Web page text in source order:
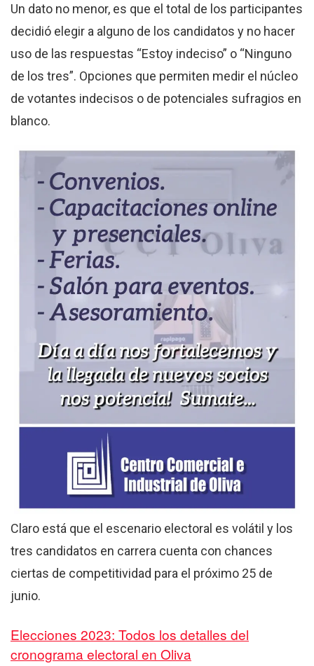
Un dato no menor, es que el total de los participantes
decidió elegir a alguno de los candidatos y no hacer
uso de las respuestas “Estoy indeciso” o “Ninguno
de los tres”. Opciones que permiten medir el núcleo
de votantes indecisos o de potenciales sufragios en
blanco.
Claro está que el escenario electoral es volátil y los
tres candidatos en carrera cuenta con chances
ciertas de competitividad para el próximo 25 de
junio.
Elecciones 2023: Todos los detalles del
cronograma electoral en Oliva